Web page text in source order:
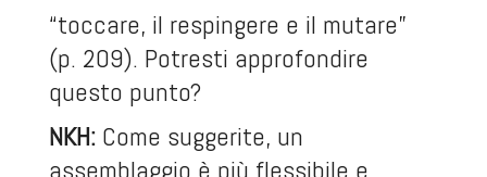
“toccare, il respingere e il mutare”
(p. 209). Potresti approfondire
questo punto?
NKH:Come suggerite, un
assemblaggio è più flessibile e